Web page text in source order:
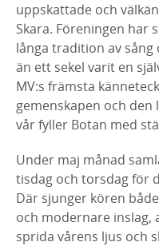
uppskattade och
Skara. Föreningen har
långa tradition av
än ett sekel varit en
MV:s främsta
gemenskapen och den
vår fyller Botan med
Under maj månad
tisdag och torsdag för
Där sjunger kören
och modernare inslag,
sprida vårens ljus och